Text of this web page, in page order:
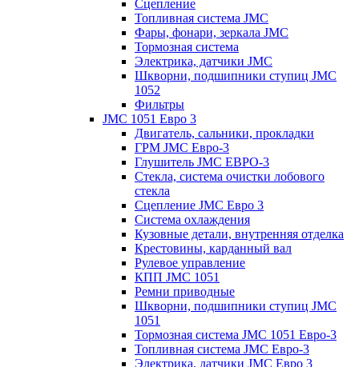
Сцепление
Топливная система JMC
Фары, фонари, зеркала JMC
Тормозная система
Электрика, датчики JMC
Шкворни, подшипники ступиц JMC
1052
Фильтры
JMC 1051 Евро 3
Двигатель, сальники, прокладки
ГРМ JMC Евро-3
Глушитель JMC ЕВРО-3
Стекла, система очистки лобового
стекла
Сцепление JMC Евро 3
Система охлаждения
Кузовные детали, внутренняя отделка
Крестовины, карданный вал
Рулевое управление
КПП JMC 1051
Ремни приводные
Шкворни, подшипники ступиц JMC
1051
Тормозная система JMC 1051 Евро-3
Топливная система JMC Евро-3
Электрика, датчики JMC Евро 3